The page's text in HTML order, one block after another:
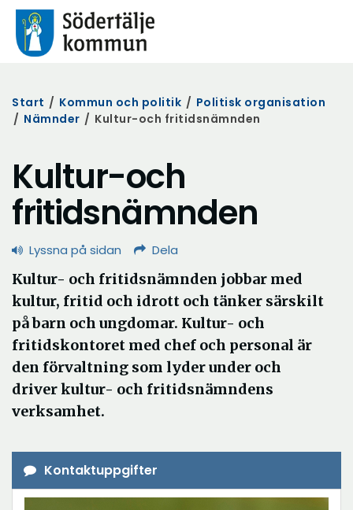
Start / Kommun och politik / Politisk organisation
/ Nämnder / Kultur-och fritidsnämnden
Kultur-och
fritidsnämnden
Lyssna på sidan Dela
Kultur- och fritidsnämnden jobbar med
kultur, fritid och idrott och tänker särskilt
på barn och ungdomar. Kultur- och
fritidskontoret med chef och personal är
den förvaltning som lyder under och
driver kultur- och fritidsnämndens
verksamhet.
Kontaktuppgifter